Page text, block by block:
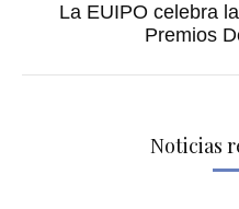
La EUIPO celebra
Premios
Noticias